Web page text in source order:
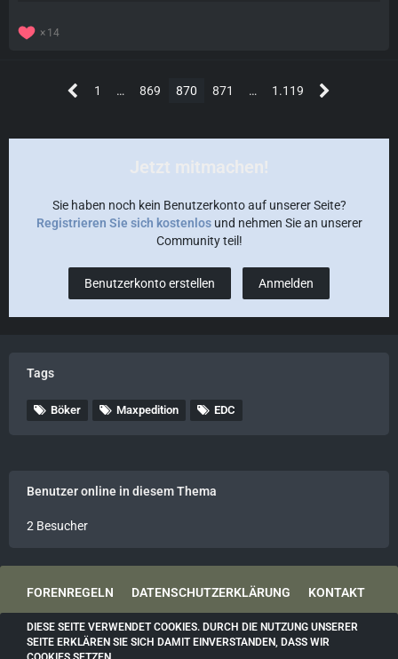
14
1 … 869 870 871 … 1.119
Jetzt mitmachen!
Sie haben noch kein Benutzerkonto auf unserer Seite?
Registrieren Sie sich kostenlosund nehmen Sie an unserer
Community teil!
Benutzerkonto erstellen Anmelden
Tags
Böker Maxpedition EDC
Benutzer online in diesem Thema
2 Besucher
FORENREGELN DATENSCHUTZERKLÄRUNG KONTAKT
IMPRESSUM
DIESE SEITE VERWENDET COOKIES. DURCH DIE NUTZUNG UNSERER
SEITE ERKLÄREN SIE SICH DAMIT EINVERSTANDEN, DASS WIR